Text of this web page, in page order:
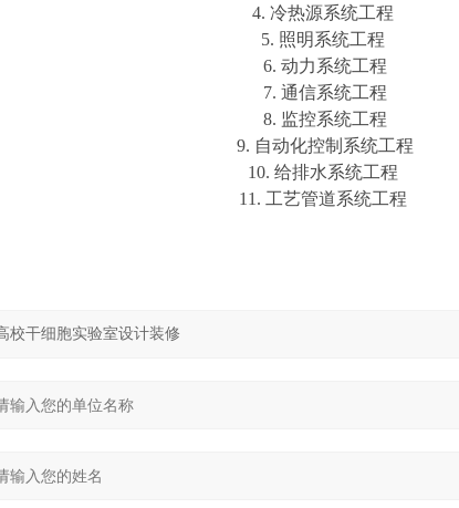
4. 冷热源系统工程
5. 照明系统工程
6. 动力系统工程
7. 通信系统工程
8. 监控系统工程
9. 自动化控制系统工程
10. 给排水系统工程
11. 工艺管道系统工程